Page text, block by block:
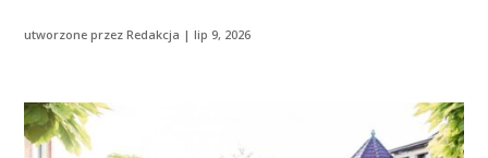
utworzone przezRedakcja |lip 9, 2026